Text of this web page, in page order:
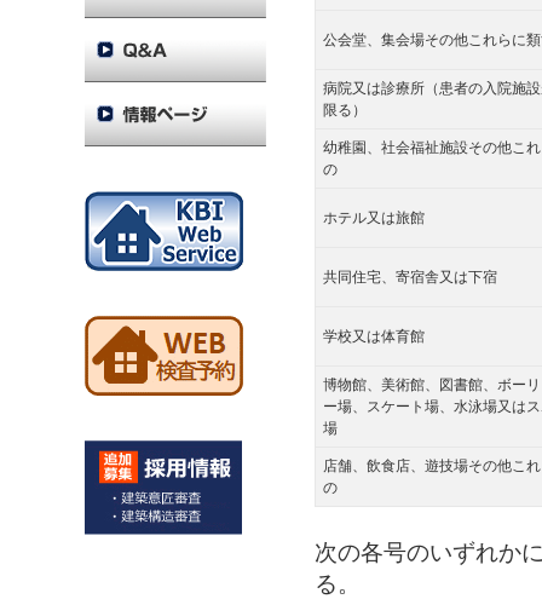
公会堂、集会場その他これらに
病院又は診療所（患者の入院施
限る）
幼稚園、社会福祉施設その他こ
の
ホテル又は旅館
共同住宅、寄宿舎又は下宿
学校又は体育館
博物館、美術館、図書館、ボー
ー場、スケート場、水泳場又は
場
店舗、飲食店、遊技場その他こ
の
次の各号のいずれか
る。